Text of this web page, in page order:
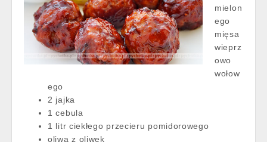
mielon
ego
mięsa
wieprz
owo
wołow
ego
2 jajka
1 cebula
1 litr ciekłego przecieru pomidorowego
oliwa z oliwek